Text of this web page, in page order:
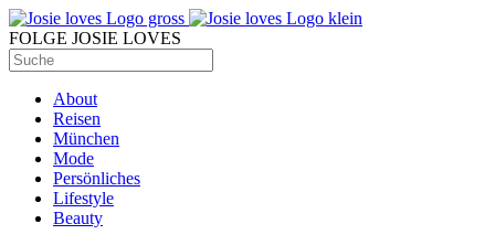
FOLGE JOSIE LOVES
About
Reisen
München
Mode
Persönliches
Lifestyle
Beauty